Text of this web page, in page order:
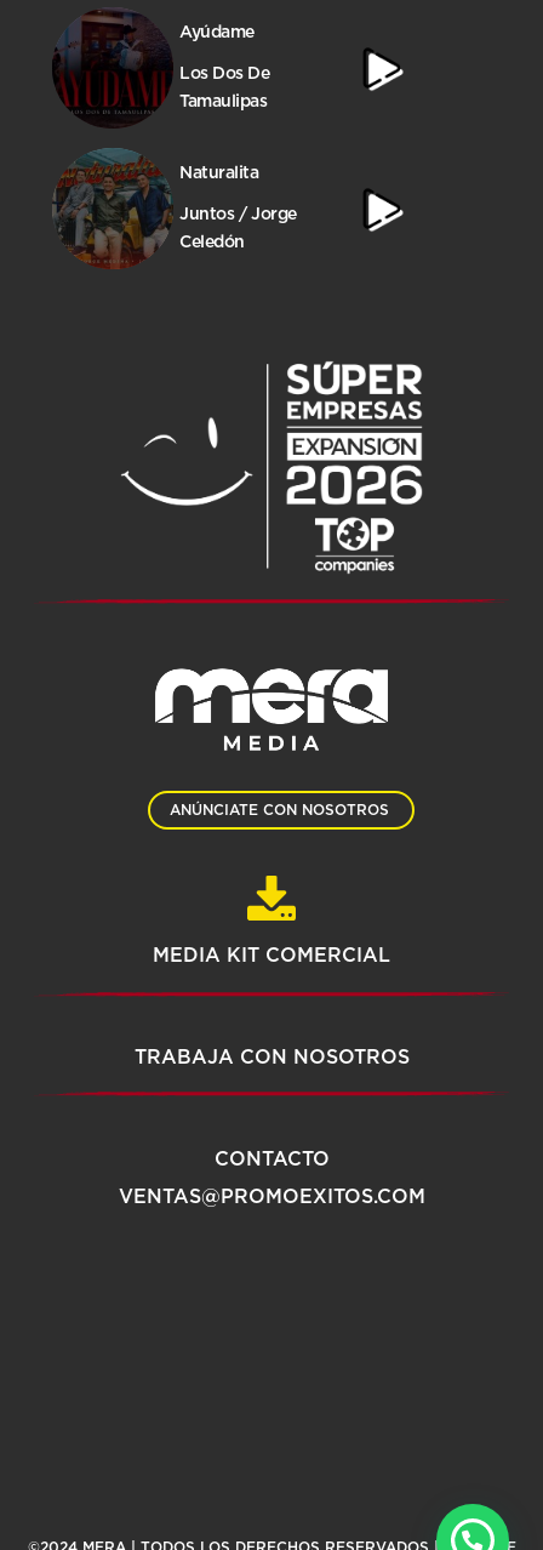
Ayúdame
Los Dos De
Tamaulipas
Naturalita
Juntos / Jorge
Celedón
ANÚNCIATE CON NOSOTROS
MEDIA KIT COMERCIAL
TRABAJA CON NOSOTROS
CONTACTO
VENTAS@PROMOEXITOS.COM